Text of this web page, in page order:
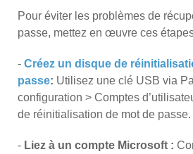
Pour éviter les problèmes de
passe, mettez en œuvre ces
- Créez un disque de
passe: Utilisez une clé USB via
configuration > Comptes
de réinitialisation de mot de passe.
- Liez à un compte Microsoft :